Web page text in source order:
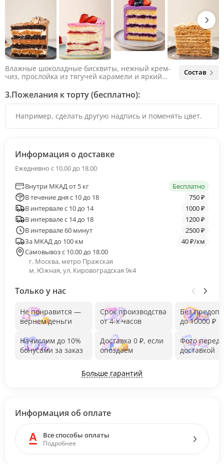
Влажные шоколадные бисквиты, нежный крем-
чиз, прослойка из тягучей карамели и яркий
яркий вкус шоколада и тягучей карамели, не
оставляя ни единого шанса остаться
Состав
3.Пожелания к торту (бесплатно):
Информация о доставке
Ежедневно с 10.00 до 18.00
Внутри МКАД от 5 кг
Бесплатно
В течение дня с 10 до 18
750 ₽
В интервале с 10 до 14
1000 ₽
В интервале с 14 до 18
1200 ₽
В интервале 60 минут
2500 ₽
За МКАД до 100 км
40 ₽/км
Самовывоз с 10.00 до 18.00
г. Москва, метро Пражская
м. Южная, ул. Кировоградская 9к4
Только у нас
Не понравится —
вернем деньги
Начислим до 10%
бонусами за заказ
Срок производства
от 4-х часов
Доставка 0 ₽, если
опоздаем
Без
до 10000 ₽
Фото перед
доставкой
Больше гарантий
Информация об оплате
Все способы оплаты
Подробнее